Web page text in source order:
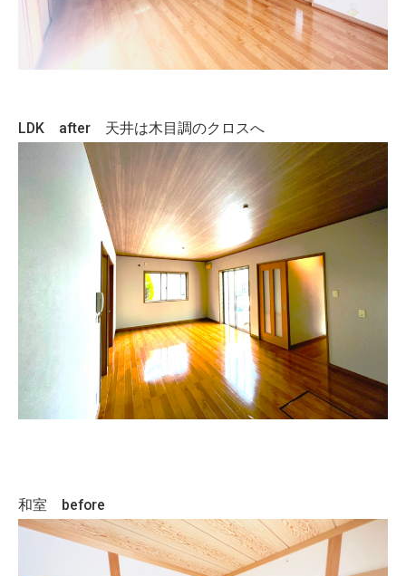
LDK after 天井は木目調のクロスへ
和室 before